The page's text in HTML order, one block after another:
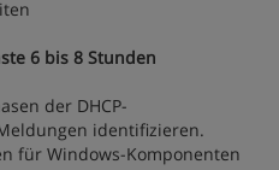
6 bis 8 Stunden
der DHCP-
identifizieren.
für Windows-Komponenten